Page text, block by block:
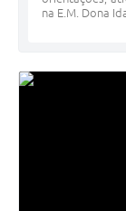
na E.M. Dona